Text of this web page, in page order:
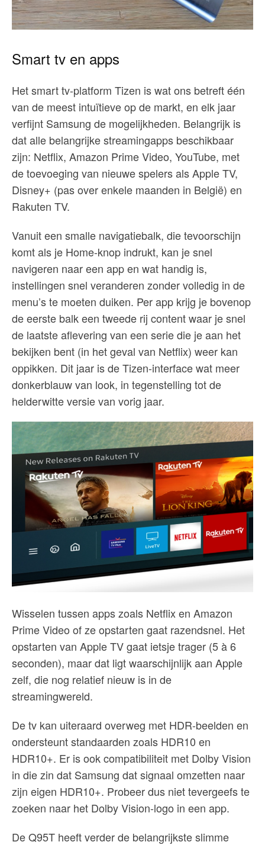
Smart tv en apps
Het smart tv-platform Tizen is wat ons betreft één
van de meest intuïtieve op de markt, en elk jaar
verfijnt Samsung de mogelijkheden. Belangrijk is
dat alle belangrijke streamingapps beschikbaar
zijn: Netflix, Amazon Prime Video, YouTube, met
de toevoeging van nieuwe spelers als Apple TV,
Disney+ (pas over enkele maanden in België) en
Rakuten TV.
Vanuit een smalle navigatiebalk, die tevoorschijn
komt als je Home-knop indrukt, kan je snel
navigeren naar een app en wat handig is,
instellingen snel veranderen zonder volledig in de
menu’s te moeten duiken. Per app krijg je bovenop
de eerste balk een tweede rij content waar je snel
de laatste aflevering van een serie die je aan het
bekijken bent (in het geval van Netflix) weer kan
oppikken. Dit jaar is de Tizen-interface wat meer
donkerblauw van look, in tegenstelling tot de
helderwitte versie van vorig jaar.
Wisselen tussen apps zoals Netflix en Amazon
Prime Video of ze opstarten gaat razendsnel. Het
opstarten van Apple TV gaat ietsje trager (5 à 6
seconden), maar dat ligt waarschijnlijk aan Apple
zelf, die nog relatief nieuw is in de
streamingwereld.
De tv kan uiteraard overweg met HDR-beelden en
ondersteunt standaarden zoals HDR10 en
HDR10+. Er is ook compatibiliteit met Dolby Vision
in die zin dat Samsung dat signaal omzetten naar
zijn eigen HDR10+. Probeer dus niet tevergeefs te
zoeken naar het Dolby Vision-logo in een app.
De Q95T heeft verder de belangrijkste slimme